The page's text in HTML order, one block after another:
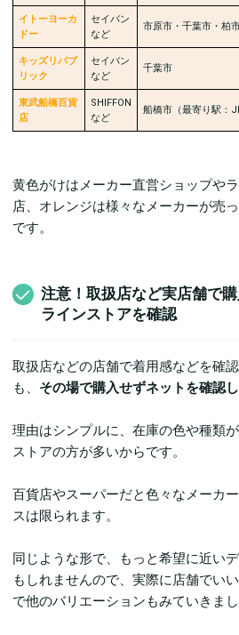
イトーヨーカ
ドー
セイバン
など
市原市・千葉市・柏
キッズリパブ
リック
セイバン
など
千葉市
東武船橋百貨
店
SHIFFON
など
船橋市（最寄り駅：
黄色がけはメーカー直営ショップや
店、オレンジは様々なメーカーが売
です。
注意！取扱店など実店舗で
ラインストアを確認
取扱店などの店舗で着用感などを確
も、 その場で購入せずネットを確認
理由はシンプルに、在庫の色や種類
ストアの方が多いからです。
百貨店やスーパーだと色々なメーカ
スは限られます。
同じような形で、もっと希望に近い
もしれませんので、実際に店舗でい
で他のバリエーションもみていきまし